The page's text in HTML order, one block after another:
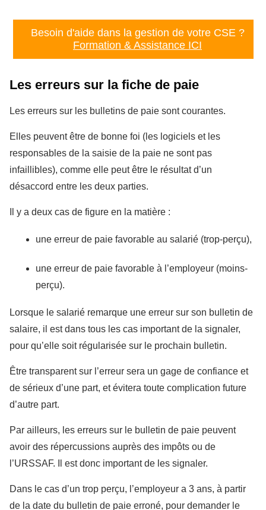
Besoin d'aide dans la gestion de votre CSE ?
Formation & Assistance ICI
Les erreurs sur la fiche de paie
Les erreurs sur les bulletins de paie sont courantes.
Elles peuvent être de bonne foi (les logiciels et les
responsables de la saisie de la paie ne sont pas
infaillibles), comme elle peut être le résultat d’un
désaccord entre les deux parties.
Il y a deux cas de figure en la matière :
une erreur de paie favorable au salarié (trop-perçu),
une erreur de paie favorable à l’employeur (moins-
perçu).
Lorsque le salarié remarque une erreur sur son bulletin de
salaire, il est dans tous les cas important de la signaler,
pour qu’elle soit régularisée sur le prochain bulletin.
Être transparent sur l’erreur sera un gage de confiance et
de sérieux d’une part, et évitera toute complication future
d’autre part.
Par ailleurs, les erreurs sur le bulletin de paie peuvent
avoir des répercussions auprès des impôts ou de
l’URSSAF. Il est donc important de les signaler.
Dans le cas d’un trop perçu, l’employeur a 3 ans, à partir
de la date du bulletin de paie erroné, pour demander le